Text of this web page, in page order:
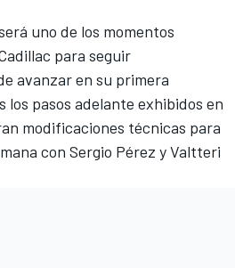
uno de los momentos
para seguir
avanzar en su primera
los pasos adelante exhibidos en
modificaciones técnicas para
con Sergio Pérez y Valtteri